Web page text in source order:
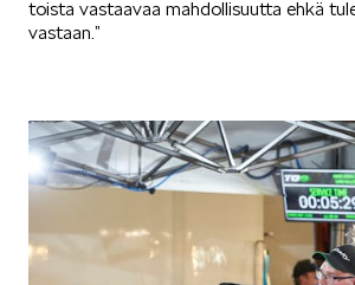
toista vastaavaa mahdollisuutta ehkä
vastaan.”